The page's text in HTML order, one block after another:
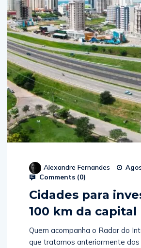
Alexandre Fernandes
Comments (0)
Cidades para
100 km da capital
Quem acompanha o Radar do
que tratamos anteriormente